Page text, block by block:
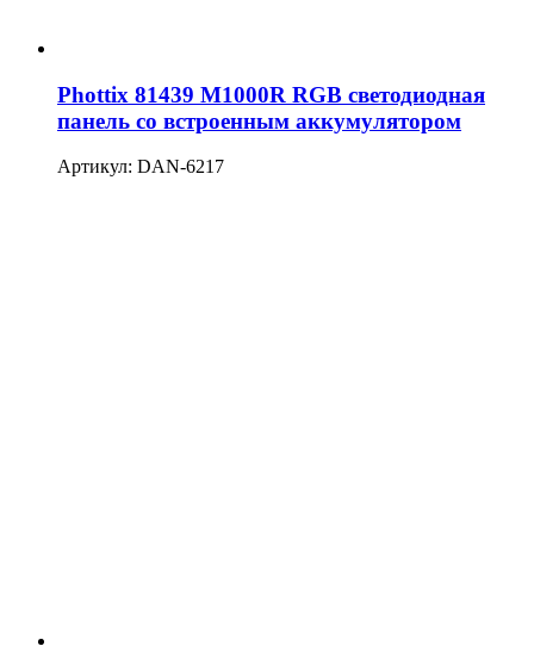
Phottix 81439 M1000R RGB светодиодная
панель со встроенным аккумулятором
Артикул: DAN-6217